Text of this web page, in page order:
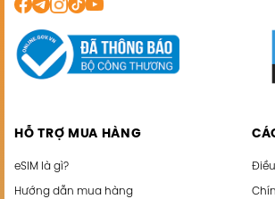
HỖ TRỢ MUA HÀNG
eSIM là gì?
Hướng dẫn mua hàng